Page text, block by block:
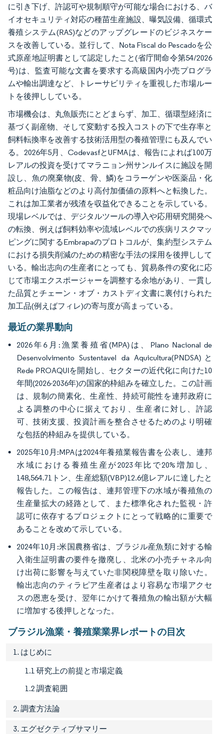
に引き下げ、許認可や規制順守が可能な場合における、バ
イオセキュリティ対応の種苗生産施設、曝気設備、循環式
養殖システム(RAS)などのアップグレードのビジネスケー
スを改善している。並行して、Nota Fiscal do Pescadoを公
式原産地証明書として認定したこと(省庁間命令第54/2026
号)は、監査可能な文書を要求する高級国内小売プログラ
ムや輸出調達など、トレーサビリティを重視した市場ルー
トを後押ししている。
市場機会は、丸魚販売にとどまらず、加工、循環型経済に
基づく副産物、そして変動する投入コストの下で生存率と
飼料転換率を改善する技術活用型の養殖管理にも及んでい
る。2026年5月、CodevasfとUFMAは、報告によれば100万
レアルの投資を受けてマラニョン州サンルイスに施設を開
設し、魚の廃棄物(皮、骨、鱗)をコラーゲンや医薬品・化
粧品向け油脂などのより高付加価値の原料へと転換した。
これは加工業者が残渣を収益化できることを示している。
現場レベルでは、デジタルツールの導入や応用研究開発へ
の転換、例えば飼料効率や流域レベルでの疾病リスクマッ
ピングに関するEmbrapaのプロトコルが、集約型システム
における損失削減のための精密な手法の採用を後押しして
いる。輸出志向の生産者にとっても、貿易条件の変化に応
じて市場エクスポージャーを調整する余地があり、一貫し
た品質とチェーン・オブ・カストディ文書に裏付けられた
加工品(例えばフィレ)の寄与度が高まっている。
最近の業界動向
2026年6月:漁業養殖省(MPA)は、Plano Nacional de
Desenvolvimento Sustentavel da Aquicultura(PNDSA)と
Rede PROAQUIを開始し、セクターの近代化に向けた10
年間(2026-2036年)の国家的枠組みを確立した。この計画
は、規制の簡素化、生産性、持続可能性を連邦政府に
よる調整の中心に据えており、生産者に対し、許認
可、技術支援、投資計画を整合させるためのより明確
な包括的枠組みを提供している。
2025年10月:MPAは2024年養殖業報告書を公表し、連邦
水域における養殖生産が2023年比で20%増加し、
148,564.71トン、生産総額(VBP)12.6億レアルに達したと
報告した。この報告は、連邦管理下の水域が養殖魚の
生産量拡大の経路として、また標準化された監視・許
認可に依存するプロジェクトにとって戦略的に重要で
あることを改めて示している。
2024年10月:米国農務省は、ブラジル産魚類に対する輸
入衛生証明書の要件を撤廃し、北米の小売チャネル向
け出荷に影響を与えていた非関税障壁を取り除いた。
輸出志向のティラピア生産者はより容易な市場アクセ
スの恩恵を受け、翌年にかけて養殖魚の輸出額が大幅
に増加する後押しとなった。
ブラジル漁業・養殖業業界レポートの目次
1. はじめに
1.1 研究上の前提と市場定義
1.2 調査範囲
2. 調査方法論
3. エグゼクティブサマリー